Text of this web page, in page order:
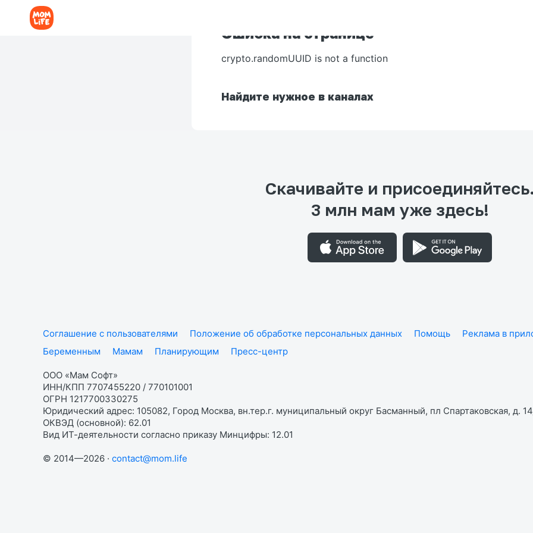
Ошибка на странице
crypto.randomUUID is not a function
Найдите нужное в каналах
Скачивайте и присоединяйтесь.
3 млн мам уже здесь!
Соглашение с пользователями Положение об обработке персональных данных Помощь Реклама в
Беременным
Мамам Планирующим Пресс-центр
ООО «Мам Софт»
ИНН/КПП 7707455220 / 770101001
ОГРН 1217700330275
Юридический адрес: 105082, Город Москва, вн.тер.г. муниципальный округ Басманный, пл Спартаковская, д.
ОКВЭД (основной): 62.01
Вид ИТ-деятельности согласно приказу Минцифры: 12.01
© 2014—2026 · contact@mom.life